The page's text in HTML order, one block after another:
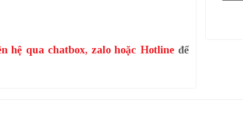
hệ qua chatbox, zalo hoặc Hotline để